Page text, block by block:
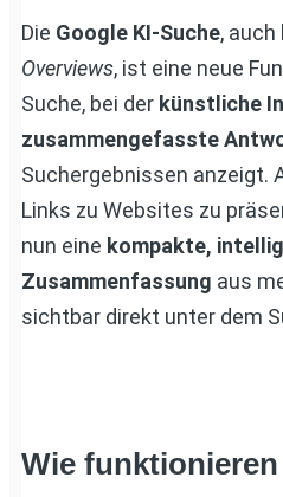
Die Google KI-Suche,
Overviews, ist eine neue
Suche, bei der künstliche
zusammengefasste
Suchergebnissen anzeigt.
Links zu Websites zu
nun eine kompakte,
Zusammenfassung aus
sichtbar direkt unter dem
Wie